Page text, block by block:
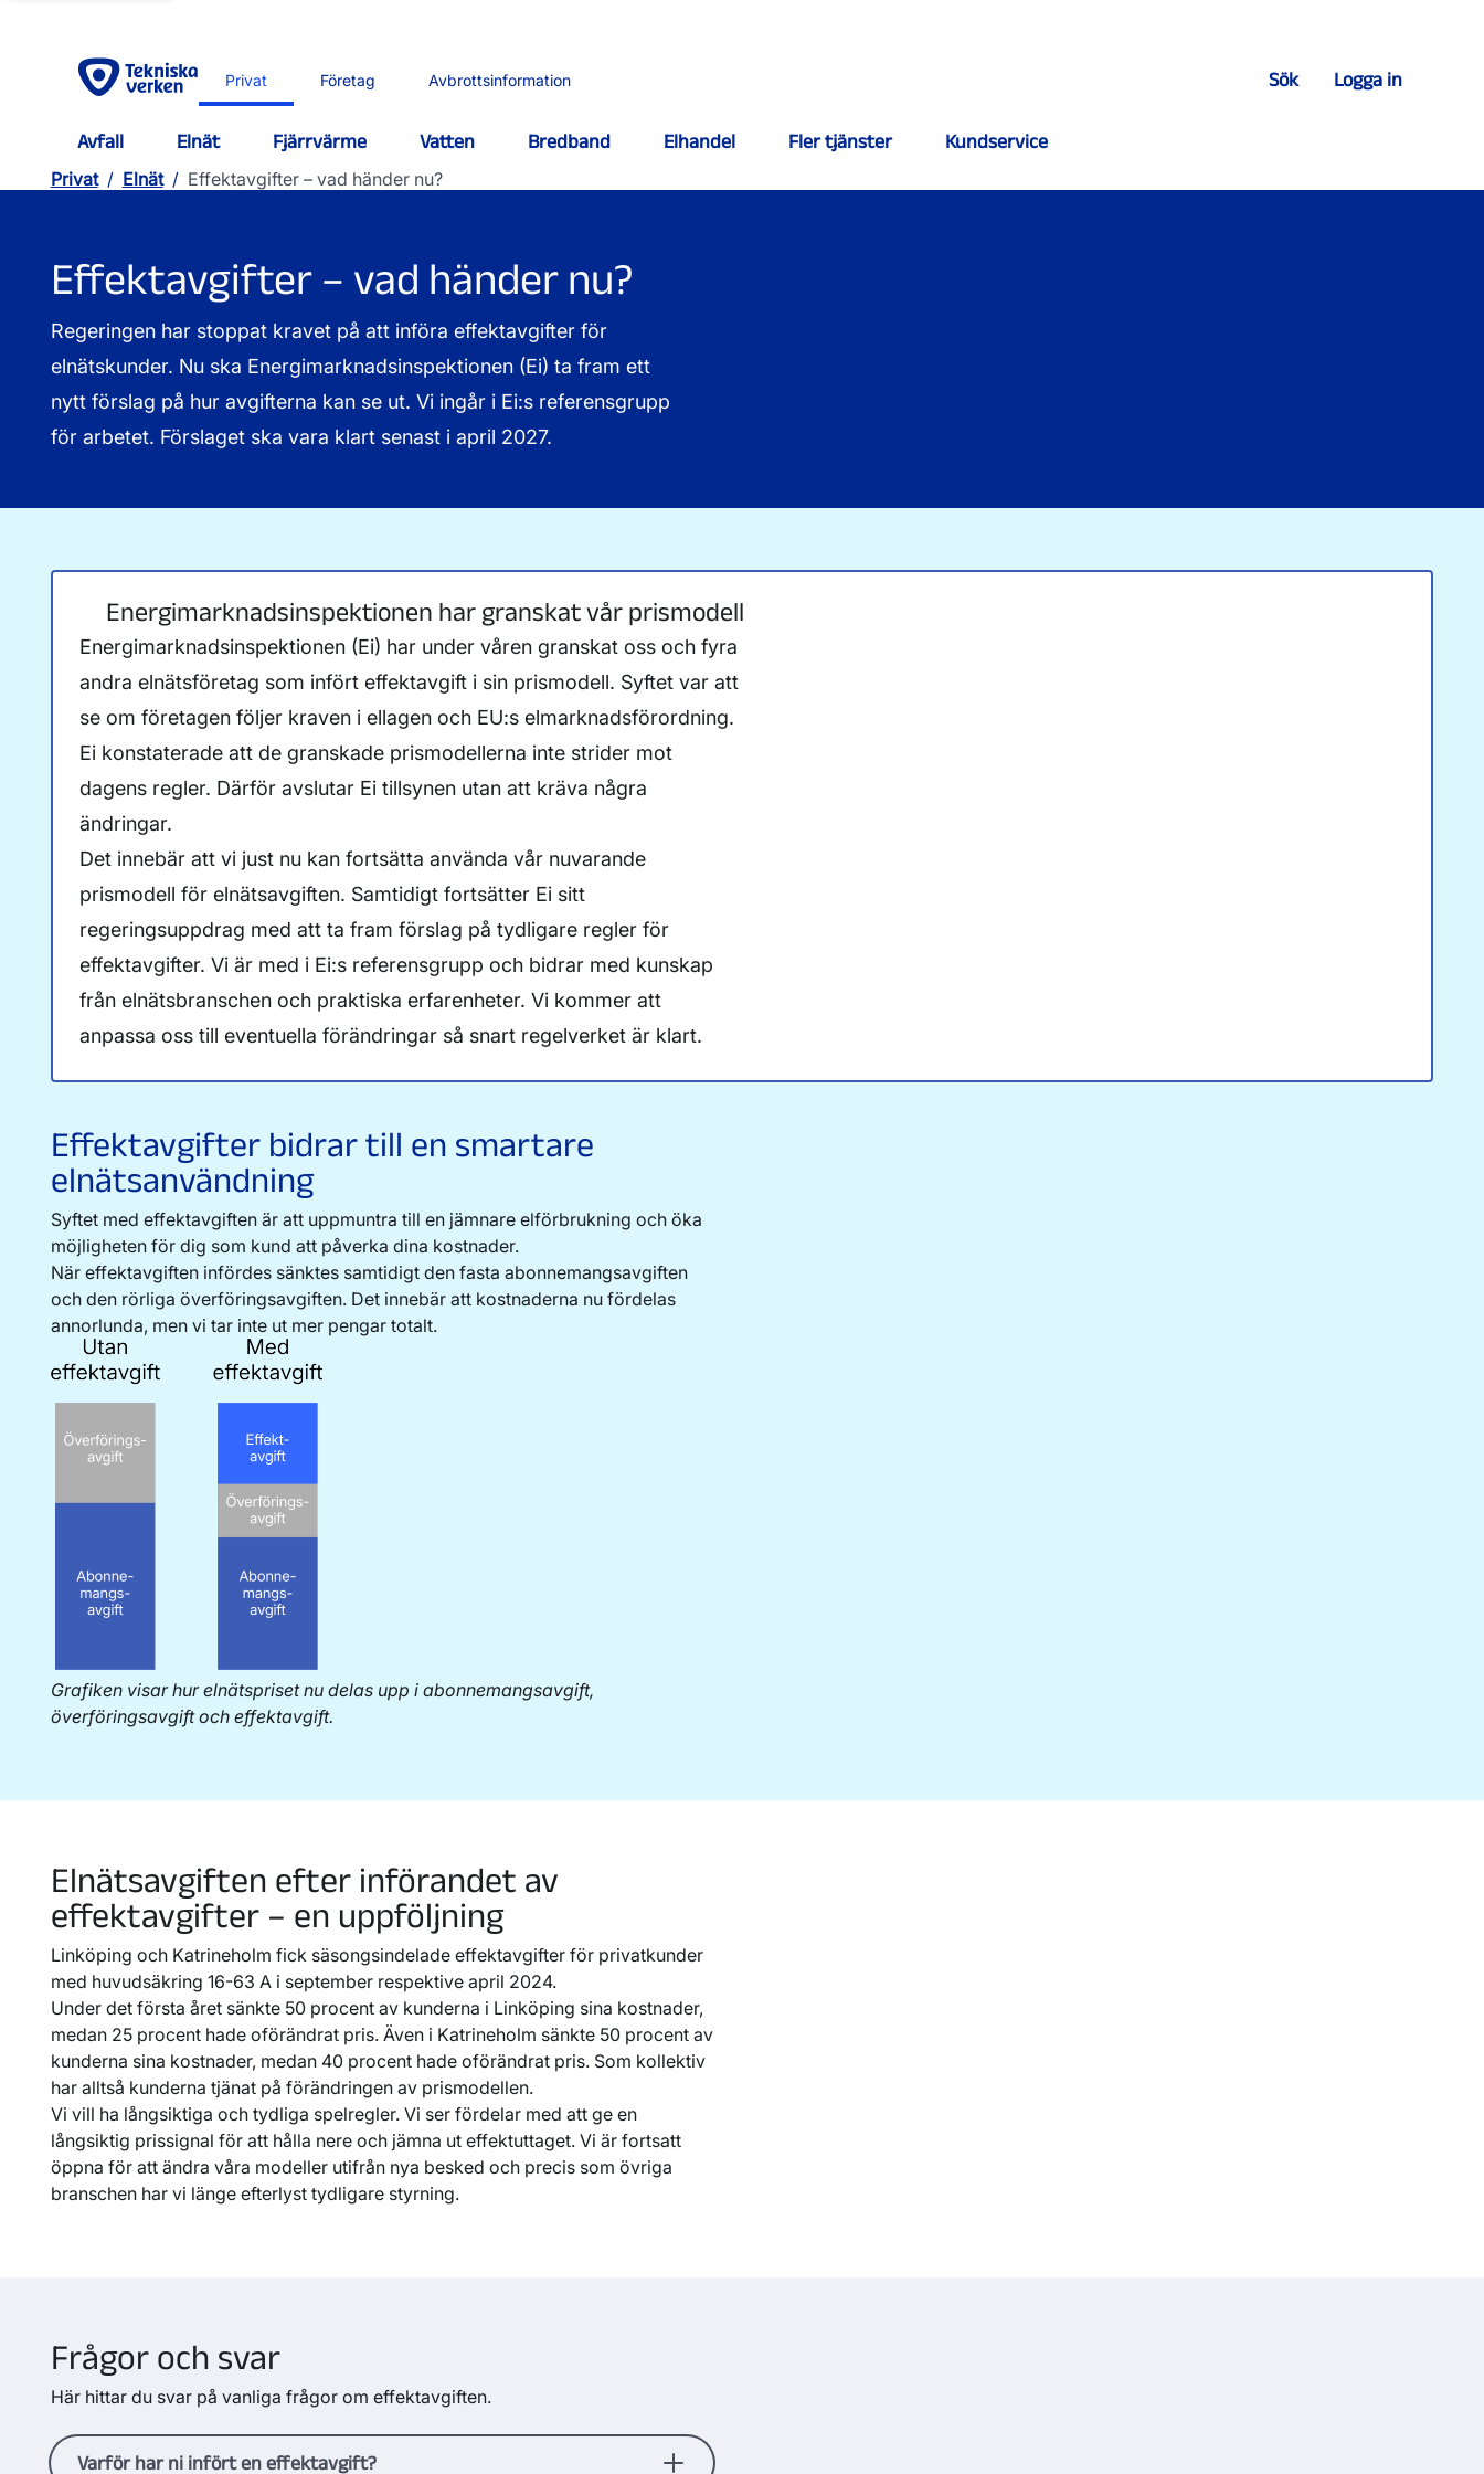
Privat Företag Avbrottsinformation Sök Logga in
Avfall Elnät Fjärrvärme Vatten Bredband Elhandel Fler tjänster
Kundservice
Privat / Elnät / Effektavgifter – vad händer nu?
Effektavgifter – vad händer nu?
Regeringen har stoppat kravet på att införa effektavgifter för
elnätskunder. Nu ska Energimarknadsinspektionen (Ei) ta fram ett
nytt förslag på hur avgifterna kan se ut. Vi ingår i Ei:s referensgrupp
för arbetet. Förslaget ska vara klart senast i april 2027.
Energimarknadsinspektionen har granskat vår prismodell
Energimarknadsinspektionen (Ei) har under våren granskat oss och fyra
andra elnätsföretag som infört effektavgift i sin prismodell. Syftet var att
se om företagen följer kraven i ellagen och EU:s elmarknadsförordning.
Ei konstaterade att de granskade prismodellerna inte strider mot
dagens regler. Därför avslutar Ei tillsynen utan att kräva några
ändringar.
Det innebär att vi just nu kan fortsätta använda vår nuvarande
prismodell för elnätsavgiften. Samtidigt fortsätter Ei sitt
regeringsuppdrag med att ta fram förslag på tydligare regler för
effektavgifter. Vi är med i Ei:s referensgrupp och bidrar med kunskap
från elnätsbranschen och praktiska erfarenheter. Vi kommer att
anpassa oss till eventuella förändringar så snart regelverket är klart.
Effektavgifter bidrar till en smartare
elnätsanvändning
Syftet med effektavgiften är att uppmuntra till en jämnare elförbrukning och öka
möjligheten för dig som kund att påverka dina kostnader.
När effektavgiften infördes sänktes samtidigt den fasta abonnemangsavgiften
och den rörliga överföringsavgiften. Det innebär att kostnaderna nu fördelas
annorlunda, men vi tar inte ut mer pengar totalt.
Grafiken visar hur elnätspriset nu delas upp i abonnemangsavgift,
överföringsavgift och effektavgift.
Elnätsavgiften efter införandet av
effektavgifter – en uppföljning
Linköping och Katrineholm fick säsongsindelade effektavgifter för privatkunder
med huvudsäkring 16-63 A i september respektive april 2024.
Under det första året sänkte 50 procent av kunderna i Linköping sina kostnader,
medan 25 procent hade oförändrat pris. Även i Katrineholm sänkte 50 procent av
kunderna sina kostnader, medan 40 procent hade oförändrat pris. Som kollektiv
har alltså kunderna tjänat på förändringen av prismodellen.
Vi vill ha långsiktiga och tydliga spelregler. Vi ser fördelar med att ge en
långsiktig prissignal för att hålla nere och jämna ut effektuttaget. Vi är fortsatt
öppna för att ändra våra modeller utifrån nya besked och precis som övriga
branschen har vi länge efterlyst tydligare styrning.
Frågor och svar
Här hittar du svar på vanliga frågor om effektavgiften.
Varför har ni infört en effektavgift?